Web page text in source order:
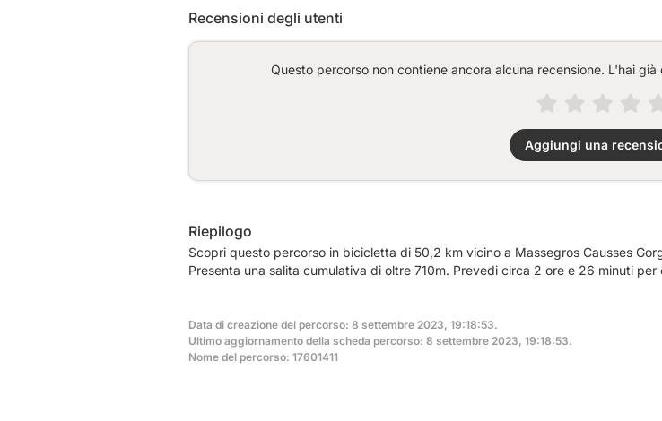
Recensioni degli utenti
Questo percorso non contiene ancora alcuna recensione. L'hai
Aggiungi una
Riepilogo
Scopri questo percorso in bicicletta di 50,2 km vicino a Massegros Causses
Presenta una salita cumulativa di oltre 710m. Prevedi circa 2 ore e 26 minuti
Data di creazione del percorso: 8 settembre 2023, 19:18:53.
Ultimo aggiornamento della scheda percorso: 8 settembre 2023, 19:18:53.
Nome del percorso: 17601411